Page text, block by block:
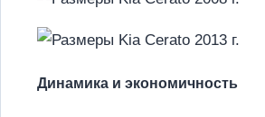
Динамика и экономичность